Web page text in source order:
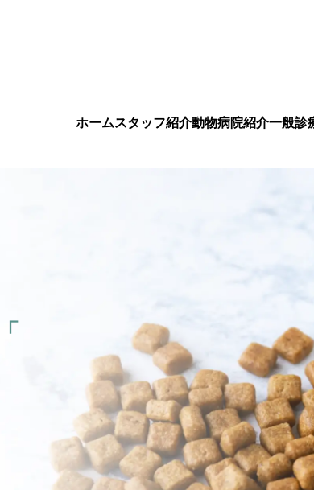
ホームスタッフ紹介動物病院紹介一般診
「